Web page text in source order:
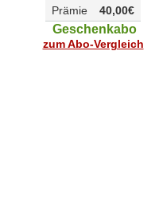
40,00€
Prämie
Geschenkabo
zum Abo-Vergleich